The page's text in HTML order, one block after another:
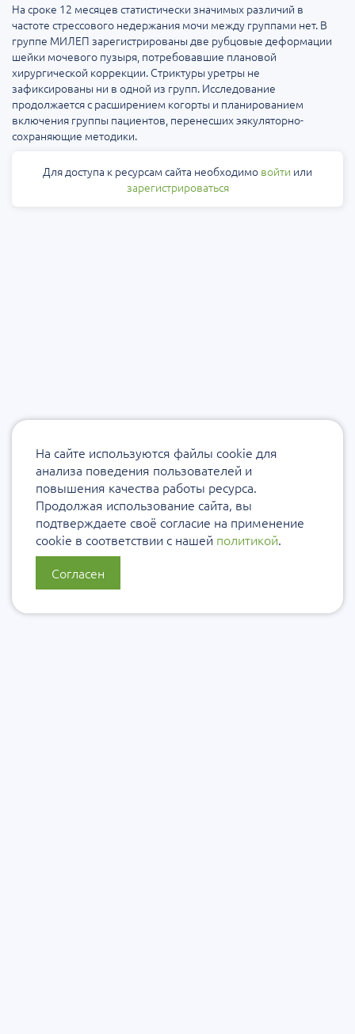
На сроке 12 месяцев статистически значимых различий в
частоте стрессового недержания мочи между группами нет. В
группе МИЛЕП зарегистрированы две рубцовые деформации
шейки мочевого пузыря, потребовавшие плановой
хирургической коррекции. Стриктуры уретры не
зафиксированы ни в одной из групп. Исследование
продолжается с расширением когорты и планированием
включения группы пациентов, перенесших эякуляторно-
сохраняющие методики.
Для доступа к ресурсам сайта необходимо войти или
зарегистрироваться
На сайте используются файлы cookie для
анализа поведения пользователей и
повышения качества работы ресурса.
Продолжая использование сайта, вы
подтверждаете своё согласие на применение
cookie в соответствии с нашей политикой.
Согласен